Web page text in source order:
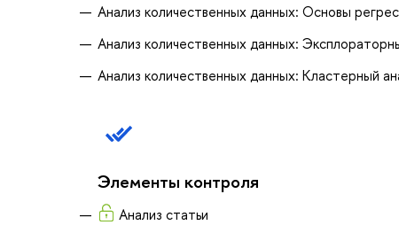
Анализ количественных данных: Основы
Анализ количественных данных:
Анализ количественных данных: Кластерный
Элементы контроля
Анализ статьи